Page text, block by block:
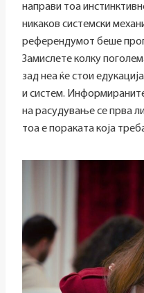
направи тоа
никаков системски
референдумот беше
Замислете колку
зад неа ќе стои
и систем.
на расудување се прва
тоа е пораката која